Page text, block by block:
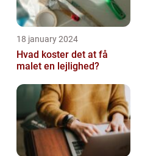
18 january 2024
Hvad koster det at få
malet en lejlighed?